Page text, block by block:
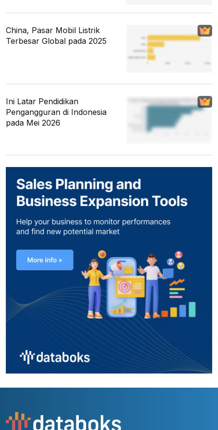
China, Pasar Mobil Listrik
Terbesar Global pada 2025
Ini Latar Pendidikan
Pengangguran di Indonesia
pada Mei 2026